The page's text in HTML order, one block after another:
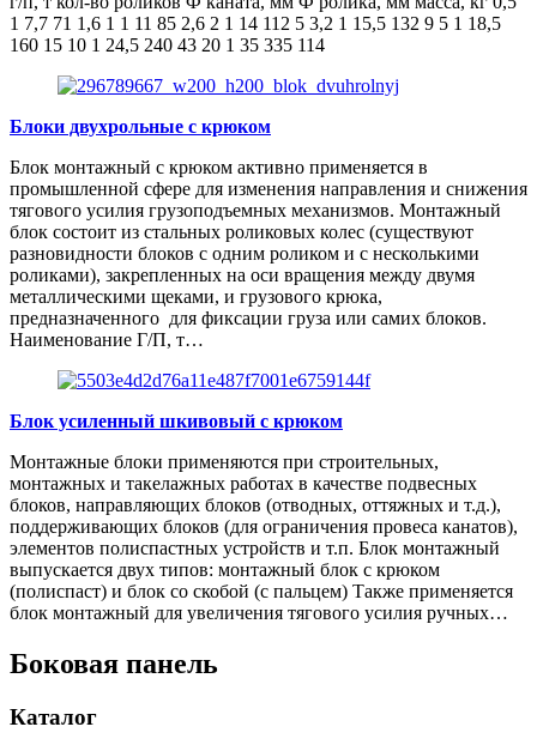
1 7,7 71 1,6 1 1 11 85 2,6 2 1 14 112 5 3,2 1 15,5 132 9 5 1 18,5
160 15 10 1 24,5 240 43 20 1 35 335 114
Блоки двухрольные с крюком
Блок монтажный с крюком активно применяется в
промышленной сфере для изменения направления и снижения
тягового усилия грузоподъемных механизмов. Монтажный
блок состоит из стальных роликовых колес (существуют
разновидности блоков с одним роликом и с несколькими
роликами), закрепленных на оси вращения между двумя
металлическими щеками, и грузового крюка,
предназначенного для фиксации груза или самих блоков.
Наименование Г/П, т…
Блок усиленный шкивовый с крюком
Монтажные блоки применяются при строительных,
монтажных и такелажных работах в качестве подвесных
блоков, направляющих блоков (отводных, оттяжных и т.д.),
поддерживающих блоков (для ограничения провеса канатов),
элементов полиспастных устройств и т.п. Блок монтажный
выпускается двух типов: монтажный блок с крюком
(полиспаст) и блок со скобой (с пальцем) Также применяется
блок монтажный для увеличения тягового усилия ручных…
Боковая панель
Каталог